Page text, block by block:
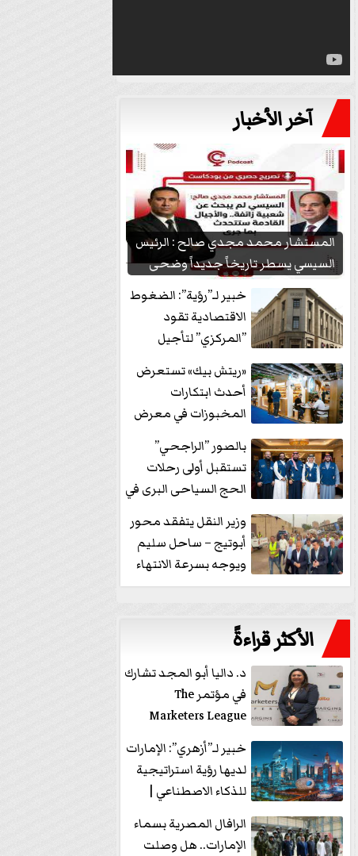
آخر الأخبار
المستشار محمد مجدي صالح : الرئيس
السيسي يسطر تاريخاً جديداً وضحى
بشعبيته...
خبير لـ”رؤية”: الضغوط
الاقتصادية تقود
”المركزي” لتأجيل
«ريتش بيك» تستعرض
أحدث ابتكارات
المخبوزات في معرض
منتجات...
بالصور ”الراجحي”
تستقبل أولى رحلات
الحج السياحى البرى في
وزير النقل يتفقد محور
أبوتيج – ساحل سليم
ويوجه بسرعة الانتهاء
من...
الأكثر قراءةً
د. داليا أبو المجد تشارك
في مؤتمر The
Marketers League
وتدير جلسة...
خبير لـ”أزهري”: الإمارات
لديها رؤية استراتيجية
للذكاء الاصطناعي |
الرافال المصرية بسماء
الإمارات.. هل وصلت